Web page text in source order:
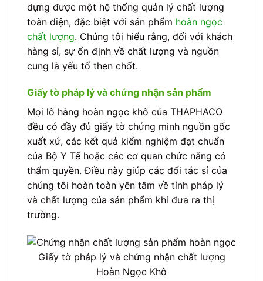
dựng được một hệ thống quản lý chất lượng
toàn diện, đặc biệt với sản phẩm hoàn ngọc
chất lượng. Chúng tôi hiểu rằng, đối với khách
hàng sỉ, sự ổn định về chất lượng và nguồn
cung là yếu tố then chốt.
Giấy tờ pháp lý và chứng nhận sản phẩm
Mọi lô hàng hoàn ngọc khô của THAPHACO
đều có đầy đủ giấy tờ chứng minh nguồn gốc
xuất xứ, các kết quả kiểm nghiệm đạt chuẩn
của Bộ Y Tế hoặc các cơ quan chức năng có
thẩm quyền. Điều này giúp các đối tác sỉ của
chúng tôi hoàn toàn yên tâm về tính pháp lý
và chất lượng của sản phẩm khi đưa ra thị
trường.
Giấy tờ pháp lý và chứng nhận chất lượng
Hoàn Ngọc Khô